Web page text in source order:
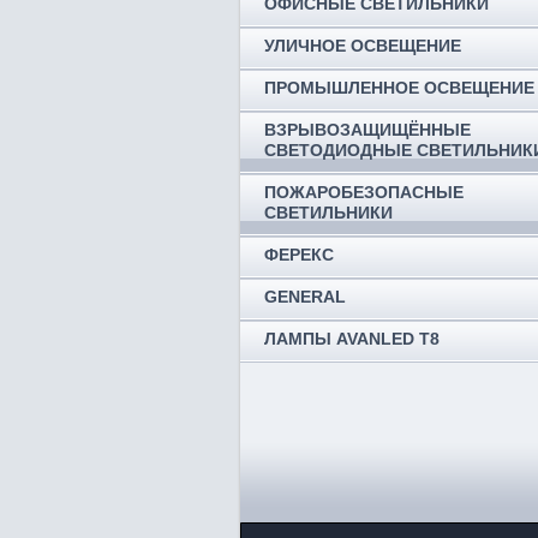
УЛИЧНОЕ ОСВЕЩЕНИЕ
ПРОМЫШЛЕННОЕ ОСВЕЩЕНИЕ
ВЗРЫВОЗАЩИЩЁННЫЕ
СВЕТОДИОДНЫЕ
ПОЖАРОБЕЗОПАСНЫЕ
СВЕТИЛЬНИКИ
ФЕРЕКС
GENERAL
ЛАМПЫ AVANLED T8